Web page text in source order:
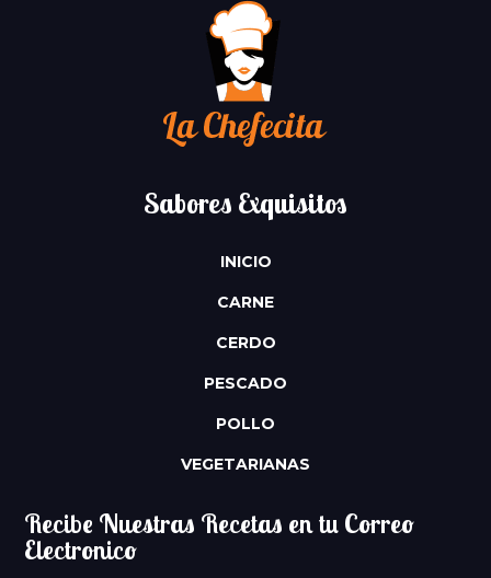
Sabores Exquisitos
INICIO
CARNE
CERDO
PESCADO
POLLO
VEGETARIANAS
Recibe Nuestras Recetas en tu Correo
Electronico